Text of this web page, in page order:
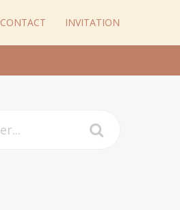
CONTACT INVITATION